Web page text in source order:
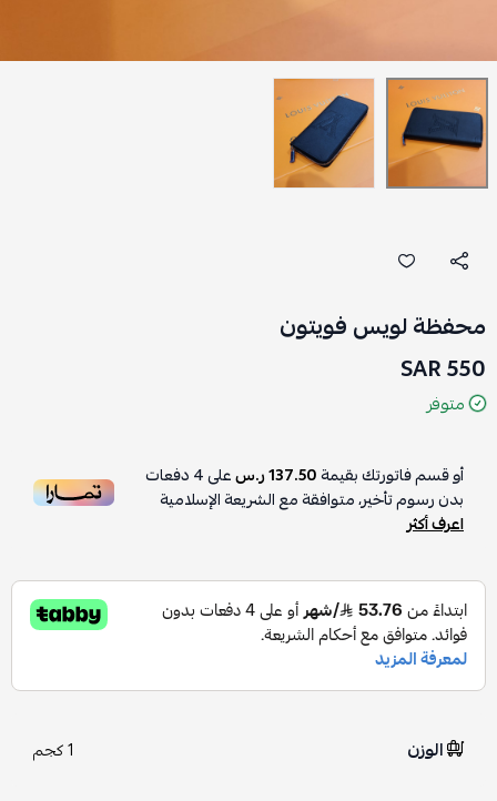
محفظة لويس فويتون
550 SAR
متوفر
أو قسم فاتورتك بقيمة137.50 ر.س على4دفعات
بدون رسوم تأخير، متوافقة مع الشريعة الإسلامية
اعرف أكثر
الوزن 1 كجم